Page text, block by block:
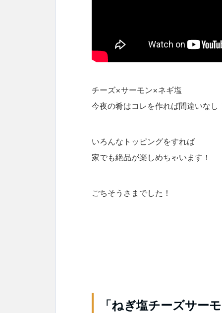
チーズ×サーモン×ネギ塩
今夜の肴はコレを作れば間違いなし
いろんなトッピングをすれば
家でも絶品が楽しめちゃいます！
ごちそうさまでした！
「ねぎ塩チーズサー